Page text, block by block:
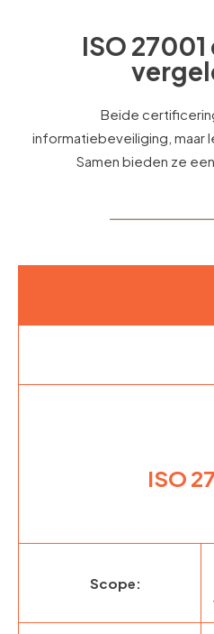
ISO 27001
Beide
informatiebeveiliging, maar
Samen bieden ze
ISO
Scope: